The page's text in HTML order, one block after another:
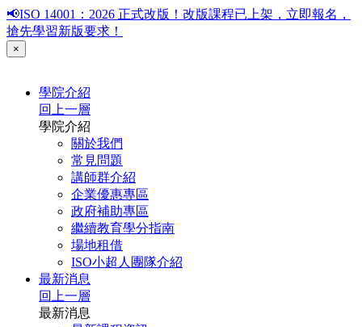
📢ISO 14001：2026 正式改版！改版課程已上架，立即報名，
搶先學習新版要求！
×
學院介紹
回上一層
學院介紹
關於我們
常見問題
講師群介紹
企業優惠專區
政府補助專區
繼續教育學分指南
場地租借
ISO小超人團隊介紹
最新消息
回上一層
最新消息